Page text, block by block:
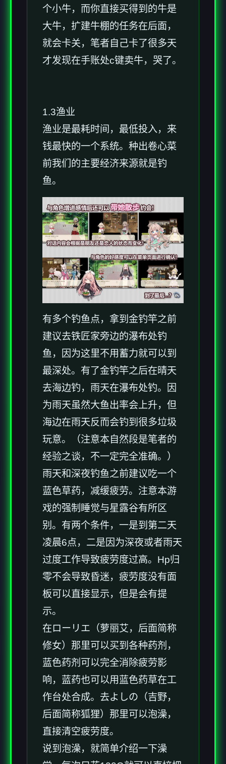
个小牛，而你直接买得到的牛是
大牛，扩建牛棚的任务在后面，
就会卡关，笔者自己卡了很多天
才发现在手账处c键卖牛，哭了。
1.3渔业
渔业是最耗时间，最低投入，来
钱最快的一个系统。种出卷心菜
前我们的主要经济来源就是钓
鱼。
有多个钓鱼点，拿到金钓竿之前
建议去铁匠家旁边的瀑布处钓
鱼，因为这里不用蓄力就可以到
最深处。有了金钓竿之后在晴天
去海边钓，雨天在瀑布处钓。因
为雨天虽然大鱼出率会上升，但
海边在雨天反而会钓到很多垃圾
玩意。（注意本自然段是笔者的
经验之谈，不一定完全准确。）
雨天和深夜钓鱼之前建议吃一个
蓝色草药，减缓疲劳。注意本游
戏的强制睡觉与星露谷有所区
别。有两个条件，一是到第二天
凌晨6点，二是因为深夜或者雨天
过度工作导致疲劳度过高。Hp归
零不会导致昏迷，疲劳度没有面
板可以直接显示，但是会有提
示。
在ローリエ（萝丽艾，后面简称
修女）那里可以买到各种药剂，
蓝色药剂可以完全消除疲劳影
响，蓝药也可以用蓝色药草在工
作台处合成。去よしの（吉野，
后面简称狐狸）那里可以泡澡，
直接清空疲劳度。
说到泡澡，就简单介绍一下澡